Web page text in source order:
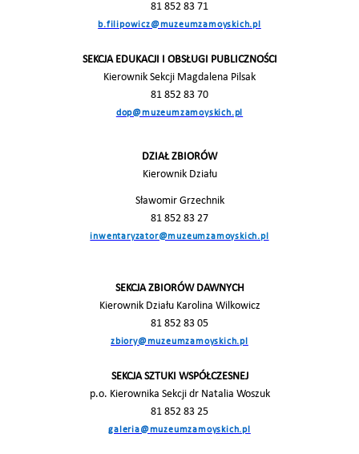
81 852 83 71
b.filipowicz@muzeumzamoyskich.pl
SEKCJA EDUKACJI I OBSŁUGI PUBLICZNOŚCI
Kierownik Sekcji Magdalena Pilsak
81 852 83 70
dop@muzeumzamoyskich.pl
DZIAŁ ZBIORÓW
Kierownik Działu
Sławomir Grzechnik
81 852 83 27
inwentaryzator@muzeumzamoyskich.pl
SEKCJA ZBIORÓW DAWNYCH
Kierownik Działu Karolina Wilkowicz
81 852 83 05
zbiory@muzeumzamoyskich.pl
SEKCJA SZTUKI WSPÓŁCZESNEJ
p.o. Kierownika Sekcji dr Natalia Woszuk
81 852 83 25
galeria@muzeumzamoyskich.pl